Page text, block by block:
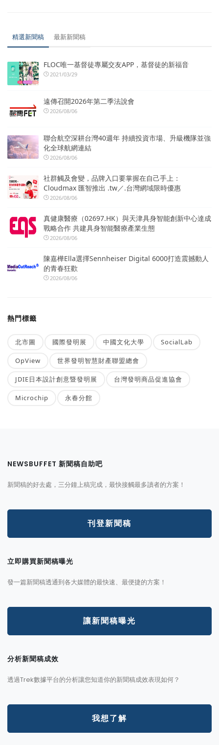
精選新聞稿 最新新聞稿
FLOC唯一基督徒專屬交友APP，基督徒的新福音
2021/03/29
遠傳召開2026年第二季法說會
2026/08/06
聯合航空深耕台灣40週年 持續投資市場、升級機隊並強
化全球航網連結
2026/08/06
社群觸及會變，品牌入口要掌握在自己手上：
Cloudmax 匯智推出 .tw／.台灣網域限時優惠
2026/08/06
真健康醫療（02697.HK）與天津具身智能創新中心達成
戰略合作 共建具身智能醫療產業生態
2026/08/06
陳嘉樺Ella選擇Sennheiser Digital 6000打造震撼動人
的青春狂歡
2026/08/06
熱門標籤
北市圖 國際發明展 中國文化大學 SocialLab
OpView 世界發明智慧財產聯盟總會
JDIE日本設計創意暨發明展 台灣發明商品促進協會
Microchip 永春分館
NEWSBUFFET 新聞稿自助吧
新聞稿的好去處，三分鐘上稿完成，最快接觸最多讀者的方案！
刊登新聞稿
立即購買新聞稿曝光
發一篇新聞稿透通到各大媒體的最快速、最便捷的方案！
讓新聞稿曝光
分析新聞稿成效
透過Trek數據平台的分析讓您知道你的新聞稿成效表現如何？
我想了解